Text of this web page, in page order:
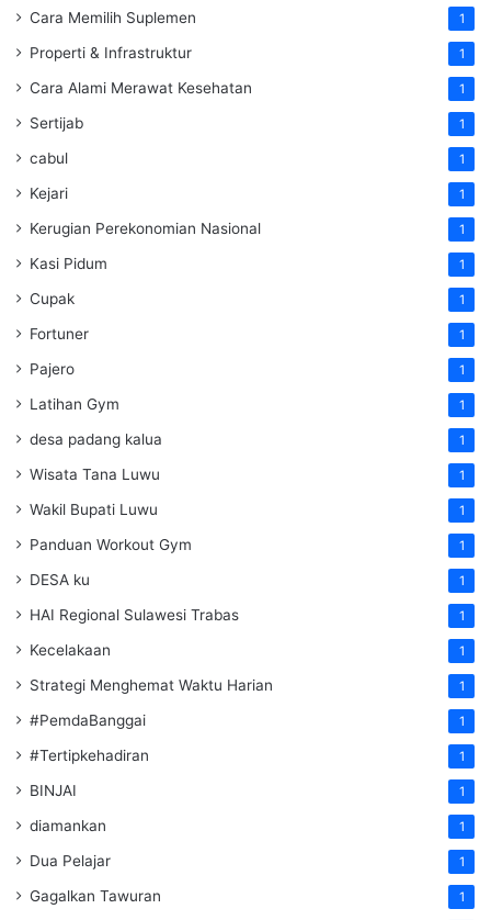
Cara Memilih Suplemen 1
Properti & Infrastruktur 1
Cara Alami Merawat Kesehatan 1
Sertijab 1
cabul 1
Kejari 1
Kerugian Perekonomian Nasional 1
Kasi Pidum 1
Cupak 1
Fortuner 1
Pajero 1
Latihan Gym 1
desa padang kalua 1
Wisata Tana Luwu 1
Wakil Bupati Luwu 1
Panduan Workout Gym 1
DESA ku 1
HAI Regional Sulawesi Trabas 1
Kecelakaan 1
Strategi Menghemat Waktu Harian 1
#PemdaBanggai 1
#Tertipkehadiran 1
BINJAI 1
diamankan 1
Dua Pelajar 1
Gagalkan Tawuran 1